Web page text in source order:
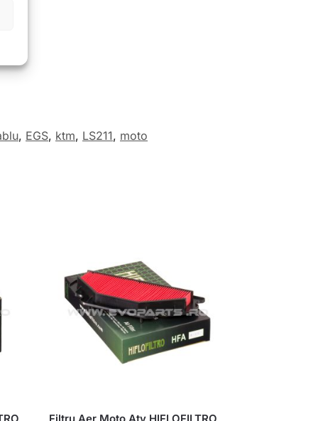
, EGS, ktm, LS211, moto